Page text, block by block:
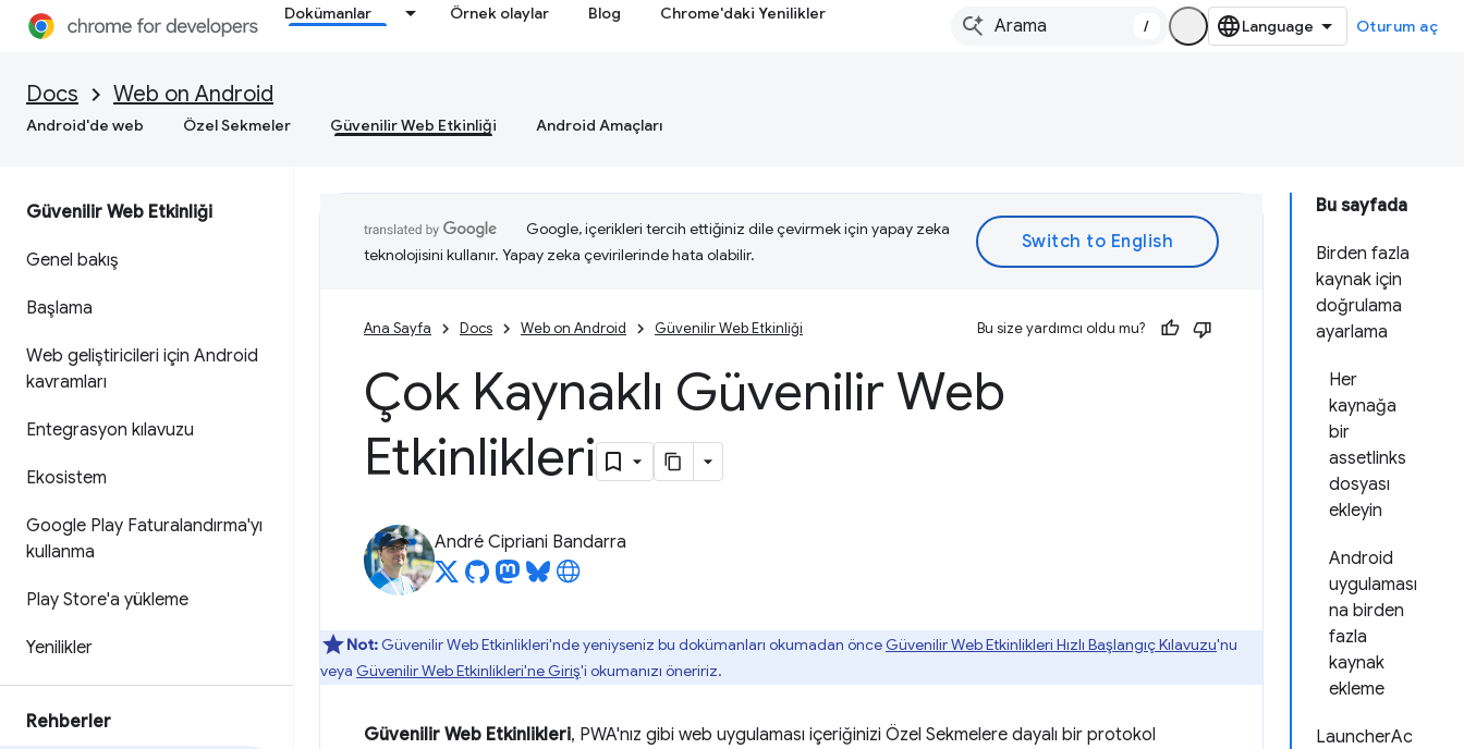
Dokümanlar Örnek olaylar Blog Chrome'daki Yenilikler
/ Oturum aç
Docs Web on Android
Android'de web Özel Sekmeler Güvenilir Web Etkinliği Android Amaçları
Güvenilir Web Etkinliği
Genel bakış
Başlama
Web geliştiricileri için Android
kavramları
Entegrasyon kılavuzu
Ekosistem
Google Play Faturalandırma'yı
kullanma
Play Store'a yükleme
Yenilikler
Rehberler
Bu sayfada
Birden fazla
kaynak için
doğrulama
ayarlama
Her
kaynağa
bir
assetlinks
dosyası
ekleyin
Android
uygulaması
na birden
fazla
kaynak
ekleme
LauncherAc
Google, içerikleri tercih ettiğiniz dile çevirmek için yapay zeka
teknolojisini kullanır. Yapay zeka çevirilerinde hata olabilir.
Ana Sayfa Docs Web on Android Güvenilir Web Etkinliği Bu size yardımcı oldu mu?
Çok Kaynaklı Güvenilir Web
Etkinlikleri
André Cipriani Bandarra
Not: Güvenilir Web Etkinlikleri'nde yeniyseniz bu dokümanları okumadan önce Güvenilir Web Etkinlikleri Hızlı Başlangıç Kılavuzu'nu
veya Güvenilir Web Etkinlikleri'ne Giriş'i okumanızı öneririz.
Güvenilir Web Etkinlikleri, PWA'nız gibi web uygulaması içeriğinizi Özel Sekmelere dayalı bir protokol